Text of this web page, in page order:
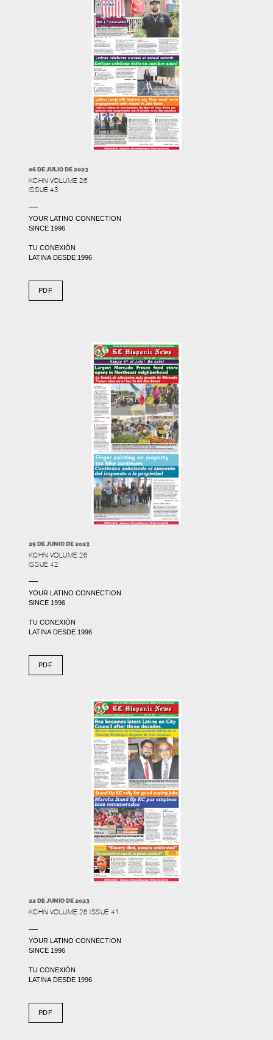
06 DE JULIO DE 2023
KCHN VOLUME 26
ISSUE 43
YOUR LATINO CONNECTION
SINCE 1996
TU CONEXIÓN
LATINA DESDE 1996
PDF
29 DE JUNIO DE 2023
KCHN VOLUME 26
ISSUE 42
YOUR LATINO CONNECTION
SINCE 1996
TU CONEXIÓN
LATINA DESDE 1996
PDF
22 DE JUNIO DE 2023
KCHN VOLUME 26 ISSUE 41
YOUR LATINO CONNECTION
SINCE 1996
TU CONEXIÓN
LATINA DESDE 1996
PDF